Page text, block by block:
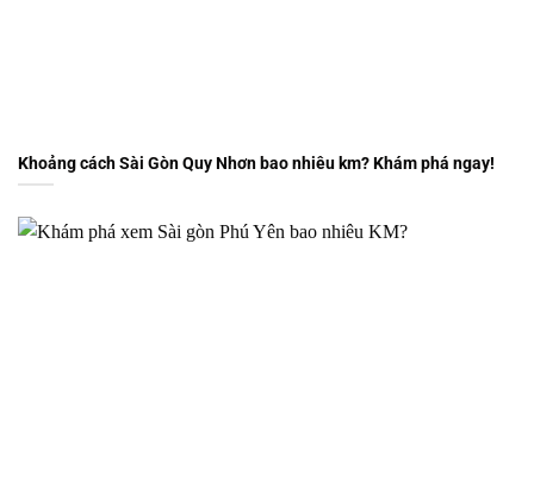
Khoảng cách Sài Gòn Quy Nhơn bao nhiêu km? Khám phá ngay!